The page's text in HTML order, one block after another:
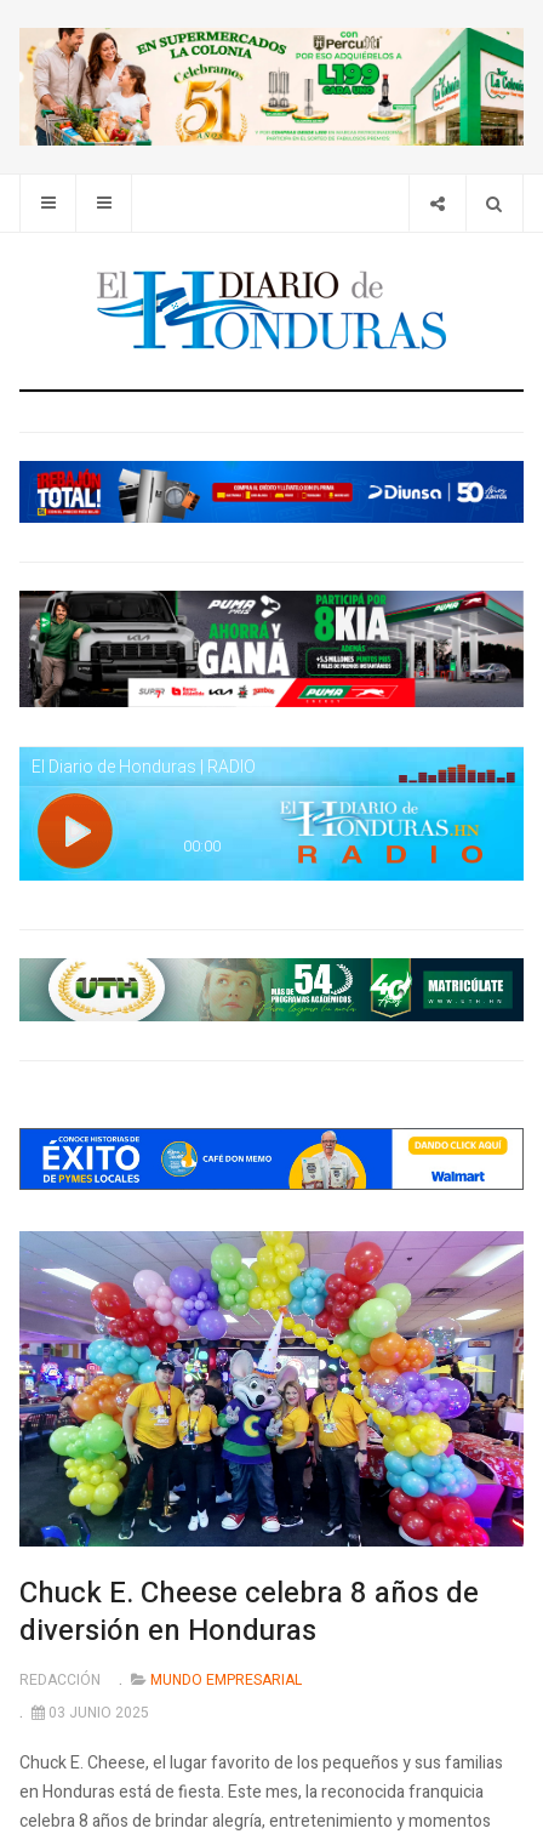
Chuck E. Cheese celebra 8 años de
diversión en Honduras
REDACCIÓN
MUNDO EMPRESARIAL
03 JUNIO 2025
Chuck E. Cheese, el lugar favorito de los pequeños y sus familias
en Honduras está de fiesta. Este mes, la reconocida franquicia
celebra 8 años de brindar alegría, entretenimiento y momentos